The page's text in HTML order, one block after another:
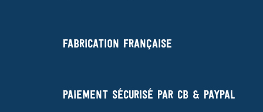
Fabrication française
Paiement sécurisé par CB & Paypal